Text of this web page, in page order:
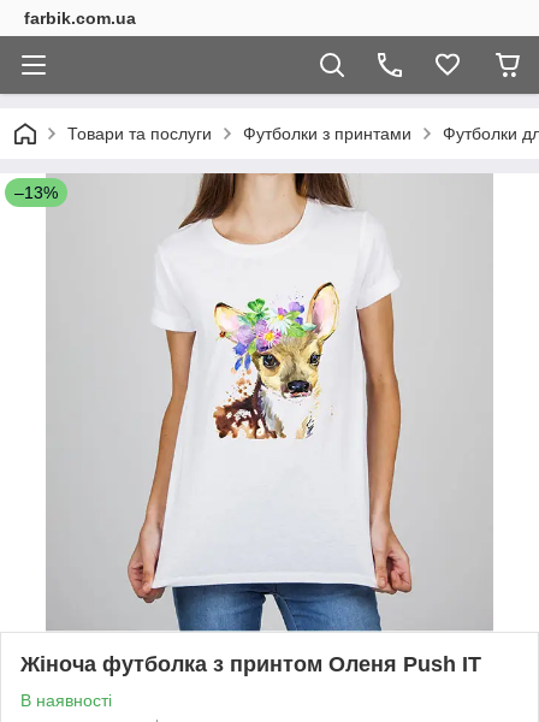
farbik.com.ua
Товари та послуги Футболки з принтами Футболки
–13%
Жіноча футболка з принтом Оленя Push IT
В наявності